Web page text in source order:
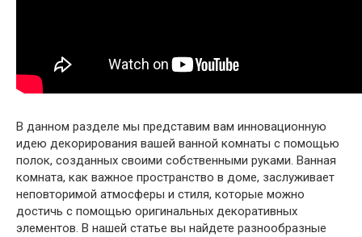
В данном разделе мы представим вам инновационную
идею декорирования вашей ванной комнаты с помощью
полок, созданных своими собственными руками. Ванная
комната, как важное пространство в доме, заслуживает
неповторимой атмосферы и стиля, которые можно
достичь с помощью оригинальных декоративных
элементов. В нашей статье вы найдете разнообразные